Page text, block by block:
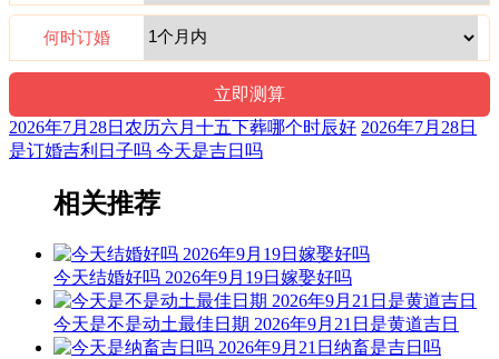
5时-7时 乙卯时： 沖鸡 煞西 时沖乙酉 天贼 比肩 天德 宝光
宜：修造 作灶
忌：祭祀 祈福 斋醮 酬神
7时-9时 丙辰时： 沖狗 煞南 时沖丙戍 白虎 路空 唐符 太阳
宜：见贵 求财 嫁娶 进人口 移徙 安葬 入宅 修造
任 出行
9时-11时 丁巳时： 沖猪 煞东 时沖丁亥 路空 三合 福星 玉堂
宜：求嗣 订婚 嫁娶 求财 开业 交易 安床 修造 盖屋 移徙
何时订婚
2026年7月28日农历六月十五下葬哪个时辰好 2026年7月28日
是订婚吉利日子吗 今天是吉日吗
相关推荐
今天结婚好吗 2026年9月19日嫁娶好吗
今天是不是动土最佳日期 2026年9月21日是黄道吉日